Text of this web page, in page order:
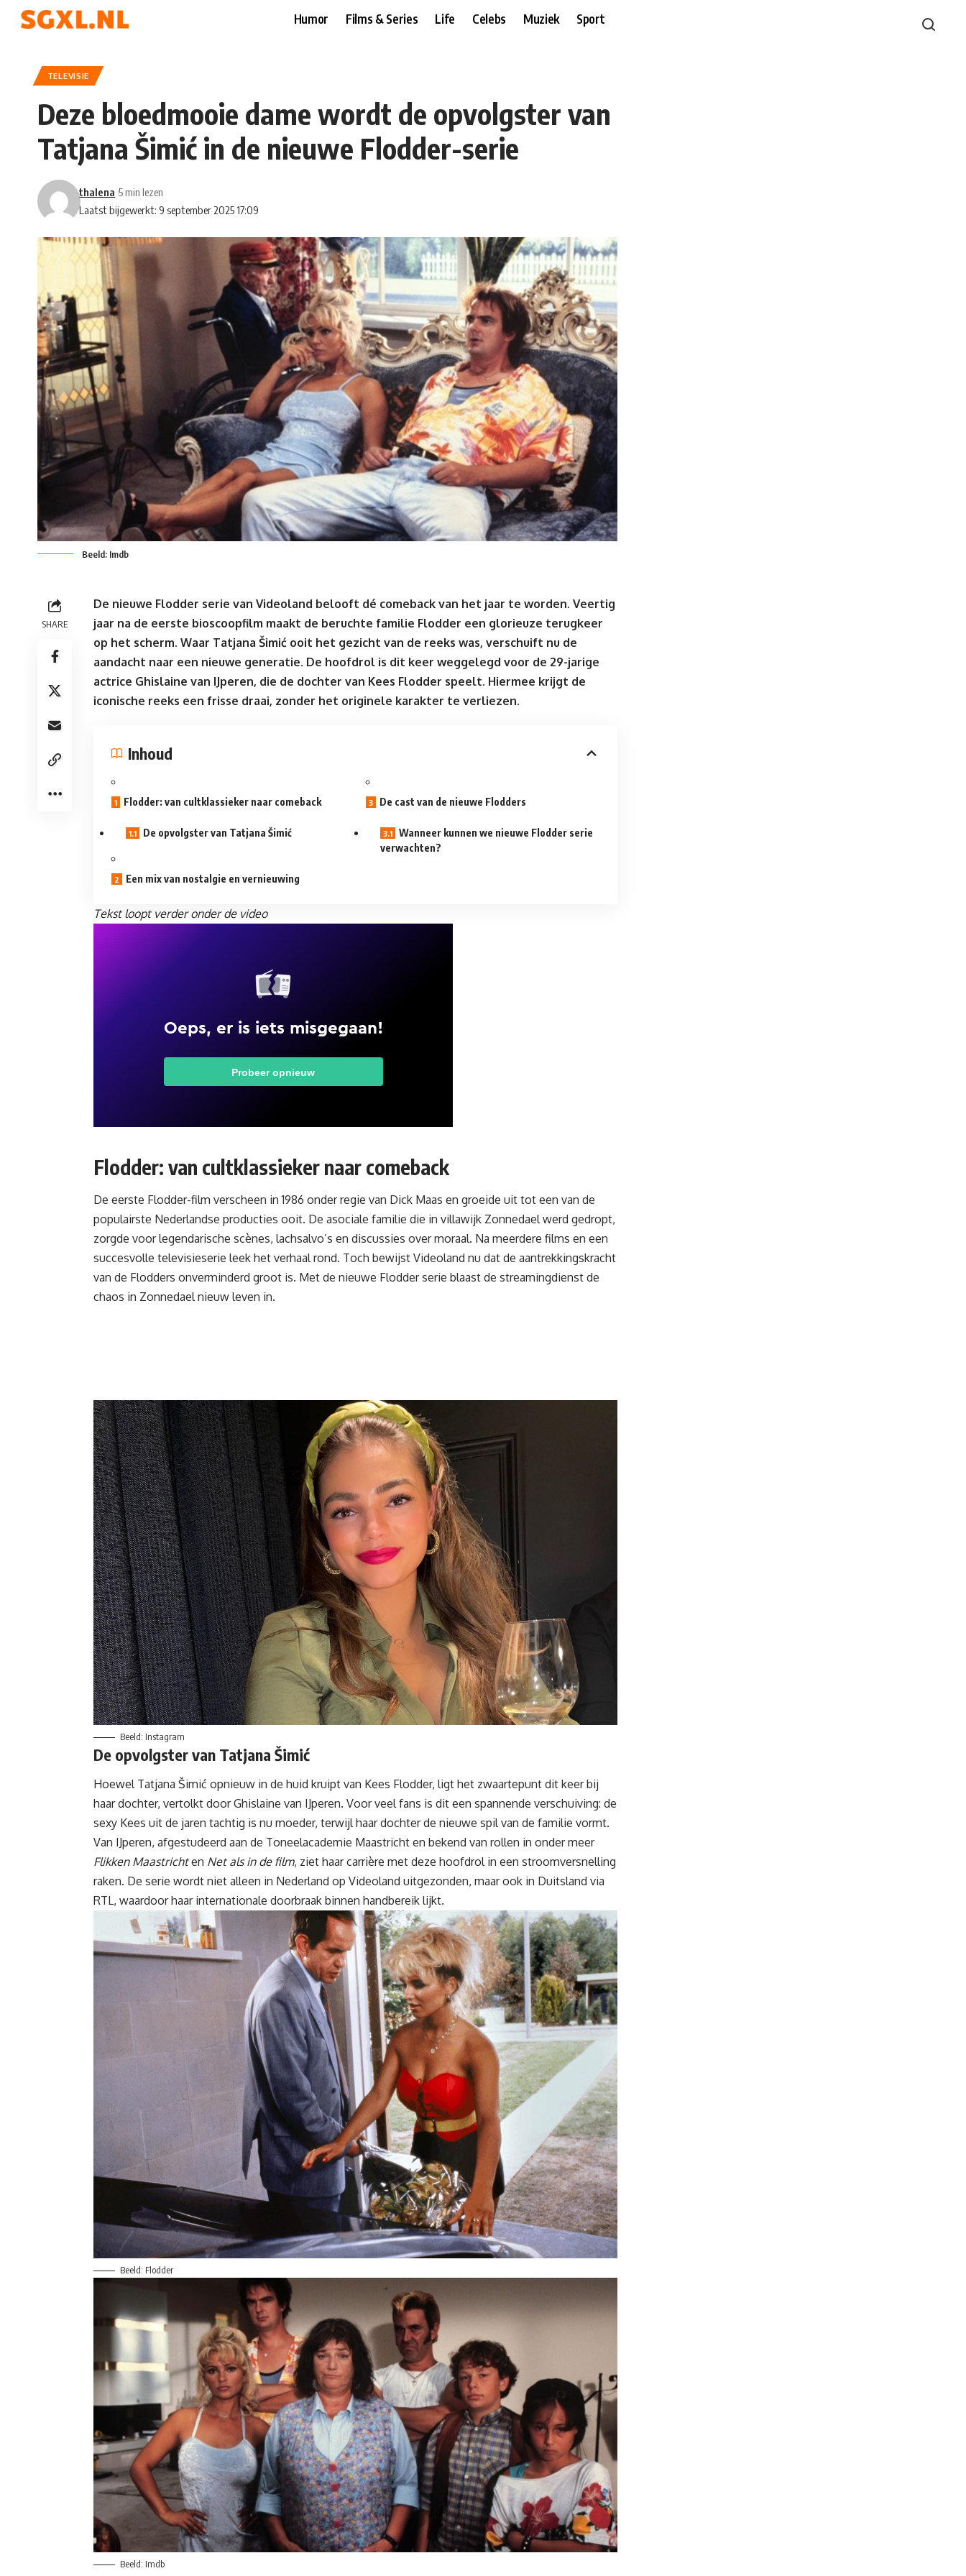
Humor Films & Series Life Celebs Muziek Sport
TELEVISIE
Deze bloedmooie dame wordt de opvolgster van
Tatjana Šimić in de nieuwe Flodder-serie
Laatst bijgewerkt: 9 september 2025 17:09
thalena 5 min lezen
Beeld: Imdb
SHARE
De nieuwe Flodder serie van Videoland belooft dé comeback van het jaar te worden. Veertig
jaar na de eerste bioscoopfilm maakt de beruchte familie Flodder een glorieuze terugkeer
op het scherm. Waar Tatjana Šimić ooit het gezicht van de reeks was, verschuift nu de
aandacht naar een nieuwe generatie. De hoofdrol is dit keer weggelegd voor de 29-jarige
actrice Ghislaine van IJperen, die de dochter van Kees Flodder speelt. Hiermee krijgt de
iconische reeks een frisse draai, zonder het originele karakter te verliezen.
Inhoud
Flodder: van cultklassieker naar comeback
De opvolgster van Tatjana Šimić
Een mix van nostalgie en vernieuwing
De cast van de nieuwe Flodders
Wanneer kunnen we nieuwe Flodder serie
verwachten?
Tekst loopt verder onder de video
Flodder: van cultklassieker naar comeback
De eerste Flodder-film verscheen in 1986 onder regie van Dick Maas en groeide uit tot een van de
populairste Nederlandse producties ooit. De asociale familie die in villawijk Zonnedael werd gedropt,
zorgde voor legendarische scènes, lachsalvo’s en discussies over moraal. Na meerdere films en een
succesvolle televisieserie leek het verhaal rond. Toch bewijst Videoland nu dat de aantrekkingskracht
van de Flodders onverminderd groot is. Met de nieuwe Flodder serie blaast de streamingdienst de
chaos in Zonnedael nieuw leven in.
Beeld: Instagram
De opvolgster van Tatjana Šimić
Hoewel Tatjana Šimić opnieuw in de huid kruipt van Kees Flodder, ligt het zwaartepunt dit keer bij
haar dochter, vertolkt door Ghislaine van IJperen. Voor veel fans is dit een spannende verschuiving: de
sexy Kees uit de jaren tachtig is nu moeder, terwijl haar dochter de nieuwe spil van de familie vormt.
Van IJperen, afgestudeerd aan de Toneelacademie Maastricht en bekend van rollen in onder meer
Flikken Maastrichten Net als in de film, ziet haar carrière met deze hoofdrol in een stroomversnelling
raken. De serie wordt niet alleen in Nederland op Videoland uitgezonden, maar ook in Duitsland via
RTL, waardoor haar internationale doorbraak binnen handbereik lijkt.
Beeld: Flodder
Beeld: Imdb